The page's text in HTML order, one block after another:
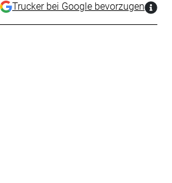
Trucker bei Google bevorzugen